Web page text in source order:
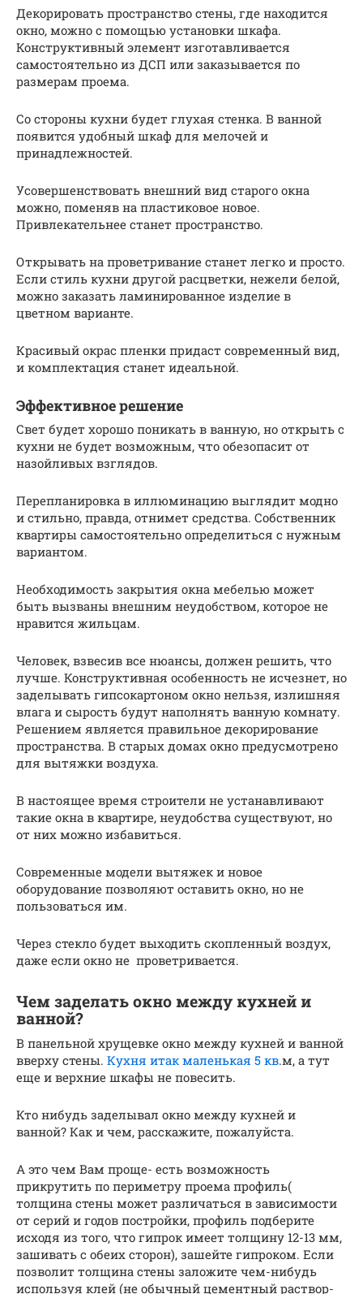
Декорировать пространство стены, где находится
окно, можно с помощью установки шкафа.
Конструктивный элемент изготавливается
самостоятельно из ДСП или заказывается по
размерам проема.
Со стороны кухни будет глухая стенка. В ванной
появится удобный шкаф для мелочей и
принадлежностей.
Усовершенствовать внешний вид старого окна
можно, поменяв на пластиковое новое.
Привлекательнее станет пространство.
Открывать на проветривание станет легко и просто.
Если стиль кухни другой расцветки, нежели белой,
можно заказать ламинированное изделие в
цветном варианте.
Красивый окрас пленки придаст современный вид,
и комплектация станет идеальной.
Эффективное решение
Свет будет хорошо поникать в ванную, но открыть с
кухни не будет возможным, что обезопасит от
назойливых взглядов.
Перепланировка в иллюминацию выглядит модно
и стильно, правда, отнимет средства. Собственник
квартиры самостоятельно определиться с нужным
вариантом.
Необходимость закрытия окна мебелью может
быть вызваны внешним неудобством, которое не
нравится жильцам.
Человек, взвесив все нюансы, должен решить, что
лучше. Конструктивная особенность не исчезнет, но
заделывать гипсокартоном окно нельзя, излишняя
влага и сырость будут наполнять ванную комнату.
Решением является правильное декорирование
пространства. В старых домах окно предусмотрено
для вытяжки воздуха.
В настоящее время строители не устанавливают
такие окна в квартире, неудобства существуют, но
от них можно избавиться.
Современные модели вытяжек и новое
оборудование позволяют оставить окно, но не
пользоваться им.
Через стекло будет выходить скопленный воздух,
даже если окно не проветривается.
Чем заделать окно между кухней и
ванной?
В панельной хрущевке окно между кухней и ванной
вверху стены. Кухня итак маленькая 5 кв.м, а тут
еще и верхние шкафы не повесить.
Кто нибудь заделывал окно между кухней и
ванной? Как и чем, расскажите, пожалуйста.
А это чем Вам проще- есть возможность
прикрутить по периметру проема профиль(
толщина стены может различаться в зависимости
от серий и годов постройки, профиль подберите
исходя из того, что гипрок имеет толщину 12-13 мм,
зашивать с обеих сторон), зашейте гипроком. Если
позволит толщина стены заложите чем-нибудь
используя клей (не обычный цементный раствор-